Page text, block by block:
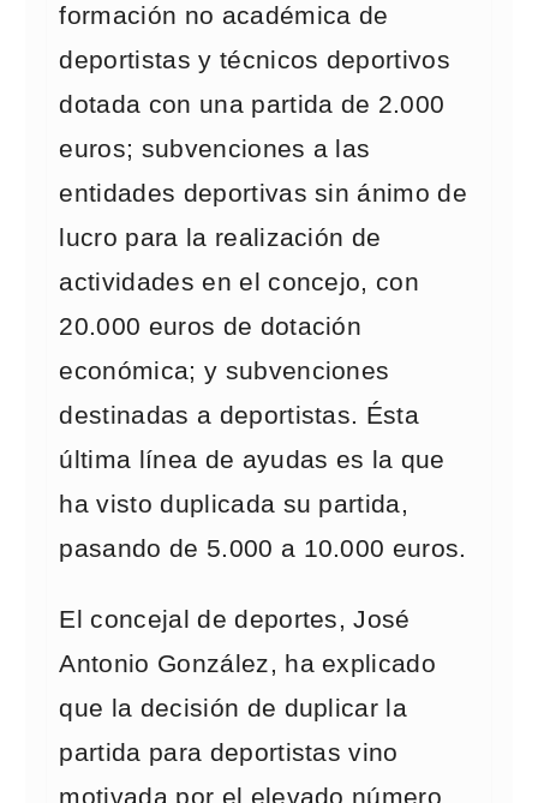
formación no académica de
deportistas y técnicos deportivos
dotada con una partida de 2.000
euros; subvenciones a las
entidades deportivas sin ánimo de
lucro para la realización de
actividades en el concejo, con
20.000 euros de dotación
económica; y subvenciones
destinadas a deportistas. Ésta
última línea de ayudas es la que
ha visto duplicada su partida,
pasando de 5.000 a 10.000 euros.
El concejal de deportes, José
Antonio González, ha explicado
que la decisión de duplicar la
partida para deportistas vino
motivada por el elevado número